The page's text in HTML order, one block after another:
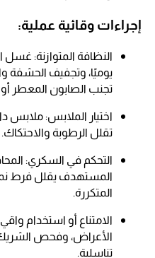
إجراءات وقائية عملية:
النظافة المتوازنة: غسل
يوميًا، وتجفيف الحشفة
تجنب الصابون المعطر
اختيار الملابس:
تقلل الرطوبة والاحتكاك.
التحكم في السكري:
المستهدف يقلل فرط
المتكررة.
الامتناع أو استخدام
الأعراض، وفحص
تناسلية.